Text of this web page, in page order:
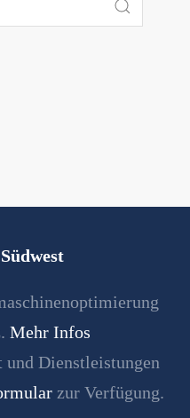
Mehr Infos
und Dienstleistungen
zur Verfügung.